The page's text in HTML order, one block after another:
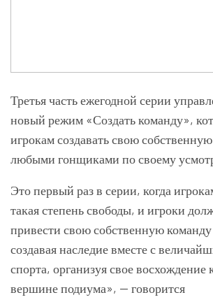
Третья часть ежегодной серии
новый режим «Создать команду»,
игрокам создавать свою
любыми гонщиками по своему
Это первый раз в серии, когда
такая степень свободы, и игроки
привести свою собственную команду
создавая наследие вместе с
спорта, организуя свое
вершине подиума», — говорится